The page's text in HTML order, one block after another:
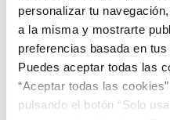
personalizar tu
a la misma y mostrarte
preferencias basada en
Puedes aceptar todas las
“Aceptar todas las
pulsando el botón “Solo